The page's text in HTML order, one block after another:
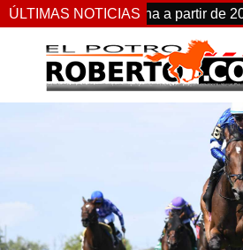
ÚLTIMAS NOTICIAS
cambia de fecha a partir de 2027